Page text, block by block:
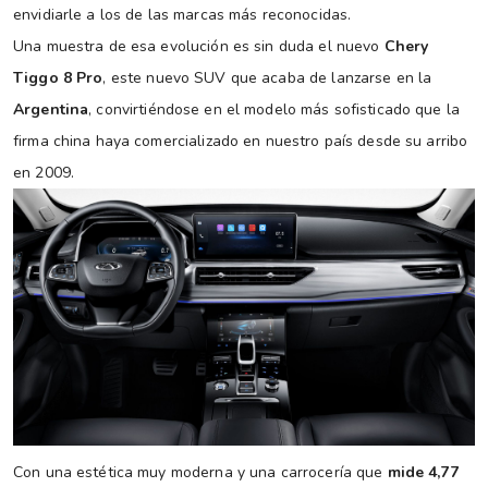
envidiarle a los de las marcas más reconocidas.
Una muestra de esa evolución es sin duda el nuevo Chery
Tiggo 8 Pro, este nuevo SUV que acaba de lanzarse en la
Argentina, convirtiéndose en el modelo más sofisticado que la
firma china haya comercializado en nuestro país desde su arribo
en 2009.
Con una estética muy moderna y una carrocería que mide 4,77